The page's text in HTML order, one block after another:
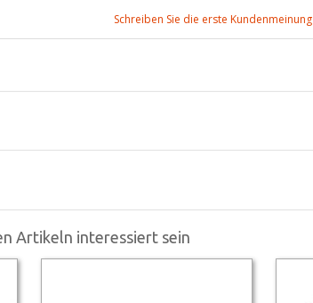
Schreiben Sie die erste Kundenmeinung
Artikeln interessiert sein